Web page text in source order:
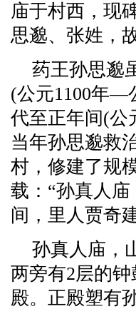
庙于村西，现
思邈、张姓，
药王孙思邈
(公元1100年—
代至正年间(公
当年孙思邈救
村，修建了规
载：“孙真人
间，里人贾奇
孙真人庙，
两旁有2层的
殿。正殿塑有